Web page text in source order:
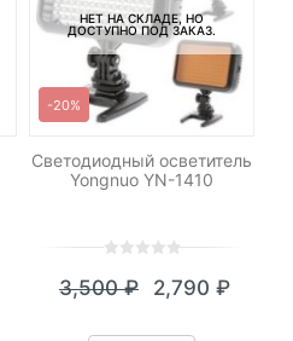
НЕТ НА СКЛАДЕ, НО
ДОСТУПНО ПОД ЗАКАЗ.
-20%
Светодиодный осветитель
Yongnuo YN-1410
out
based
3,500₽ 2,790 ₽
Текущая